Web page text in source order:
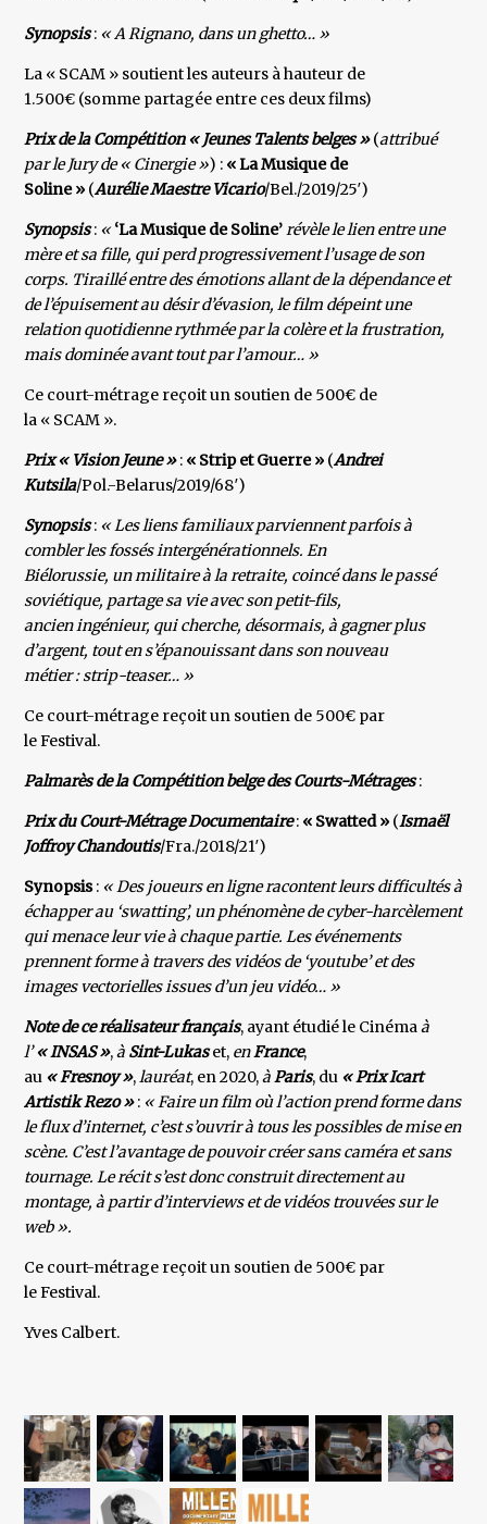
Synopsis: « A Rignano, dans un ghetto… »
La « SCAM » soutient les auteurs à hauteur de
1.500€ (somme partagée entre ces deux films)
Prix de la Compétition « Jeunes Talents belges »(attribué
par le Jury de « Cinergie ») : « La Musique de
Soline » (Aurélie Maestre Vicario/Bel./2019/25′)
Synopsis: «‘La Musique de Soline’révèle le lien entre une
mère et sa fille, qui perd progressivement l’usage de son
corps. Tiraillé entre des émotions allant de la dépendance et
de l’épuisement au désir d’évasion, le film dépeint une
relation quotidienne rythmée par la colère et la frustration,
mais dominée avant tout par l’amour… »
Ce court-métrage reçoit un soutien de 500€ de
la « SCAM ».
Prix « Vision Jeune »: « Strip et Guerre » (Andrei
Kutsila/Pol.-Belarus/2019/68′)
Synopsis: « Les liens familiaux parviennent parfois à
combler les fossés intergénérationnels. En
Biélorussie, un militaire à la retraite, coincé dans le passé
soviétique, partage sa vie avec son petit-fils,
ancien ingénieur, qui cherche, désormais, à gagner plus
d’argent, tout en s’épanouissant dans son nouveau
métier : strip-teaser… »
Ce court-métrage reçoit un soutien de 500€ par
le Festival.
Palmarès de la Compétition belge des Courts-Métrages:
Prix du Court-Métrage Documentaire: « Swatted » (Ismaël
Joffroy Chandoutis/Fra./2018/21′)
Synopsis: « Des joueurs en ligne racontent leurs difficultés à
échapper au ‘swatting’, un phénomène de cyber-harcèlement
qui menace leur vie à chaque partie. Les événements
prennent forme à travers des vidéos de ‘youtube’ et des
images vectorielles issues d’un jeu vidéo… »
Note de ce réalisateur français, ayant étudié le Cinémaà
l’« INSAS »,à Sint-Lukaset, enFrance,
au « Fresnoy »,lauréat, en 2020,àParis, du « Prix Icart
Artistik Rezo »: « Faire un film où l’action prend forme dans
le flux d’internet, c’est s’ouvrir à tous les possibles de mise en
scène. C’est l’avantage de pouvoir créer sans caméra et sans
tournage. Le récit s’est donc construit directement au
montage, à partir d’interviews et de vidéos trouvées sur le
web ».
Ce court-métrage reçoit un soutien de 500€ par
le Festival.
Yves Calbert.